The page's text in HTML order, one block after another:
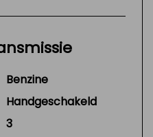
Benzine
Handgeschakeld
3